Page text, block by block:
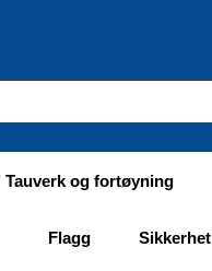
Tauverk og fortøyning
Flagg Sikkerhet